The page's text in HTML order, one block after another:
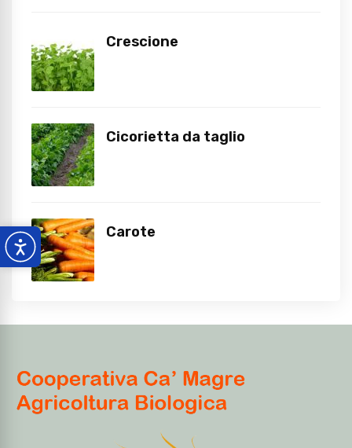
Crescione
Cicorietta da taglio
Carote